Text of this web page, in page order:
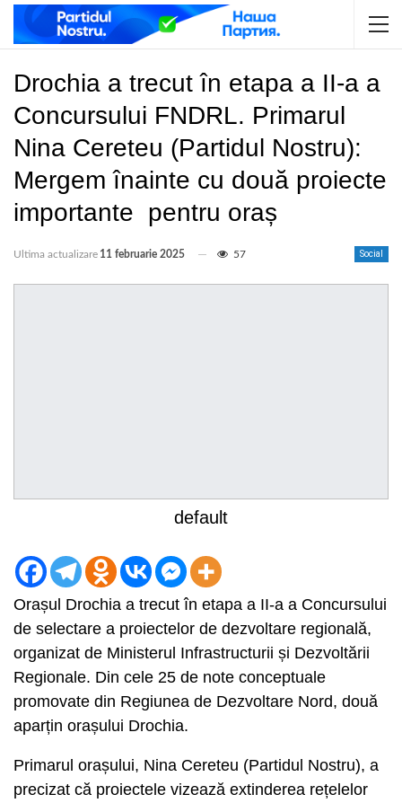
Drochia a trecut în etapa a II-a a
Concursului FNDRL. Primarul
Nina Cereteu (Partidul Nostru):
Mergem înainte cu două proiecte
importante pentru oraș
Social
Ultima actualizare 11 februarie 2025 57
default
Orașul Drochia a trecut în etapa a II-a a Concursului
de selectare a proiectelor de dezvoltare regională,
organizat de Ministerul Infrastructurii și Dezvoltării
Regionale. Din cele 25 de note conceptuale
promovate din Regiunea de Dezvoltare Nord, două
aparțin orașului Drochia.
Primarul orașului, Nina Cereteu (Partidul Nostru), a
precizat că proiectele vizează extinderea rețelelor